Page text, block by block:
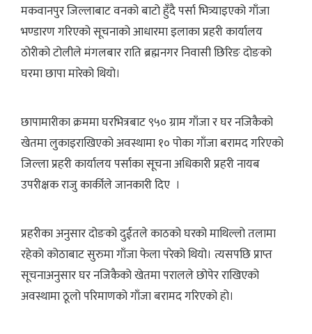
मकवानपुर जिल्लाबाट वनको बाटो हुँदै पर्सा भित्र्याइएको गाँजा
भण्डारण गरिएको सूचनाको आधारमा इलाका प्रहरी कार्यालय
ठोरीको टोलीले मंगलबार राति ब्रह्मनगर निवासी छिरिङ दोङको
घरमा छापा मारेको थियो।
छापामारीका क्रममा घरभित्रबाट ९५० ग्राम गाँजा र घर नजिकैको
खेतमा लुकाइराखिएको अवस्थामा १० पोका गाँजा बरामद गरिएको
जिल्ला प्रहरी कार्यालय पर्साका सूचना अधिकारी प्रहरी नायब
उपरीक्षक राजु कार्कीले जानकारी दिए ।
प्रहरीका अनुसार दोङको दुईतले काठको घरको माथिल्लो तलामा
रहेको कोठाबाट सुरुमा गाँजा फेला परेको थियो। त्यसपछि प्राप्त
सूचनाअनुसार घर नजिकैको खेतमा परालले छोपेर राखिएको
अवस्थामा ठूलो परिमाणको गाँजा बरामद गरिएको हो।